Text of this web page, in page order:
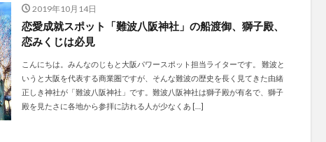
2019年10月14日
恋愛成就スポット「難波八阪神社」の船渡御、獅子殿、
恋みくじは必見
こんにちは。みんなのじもと大阪パワースポット担当ライターです。 難波と
いうと大阪を代表する商業圏ですが、そんな難波の歴史を長く見てきた由緒
正しき神社が「難波八阪神社」です。難波八阪神社は獅子殿が有名で、獅子
殿を見たさに各地から参拝に訪れる人が少なくあ […]